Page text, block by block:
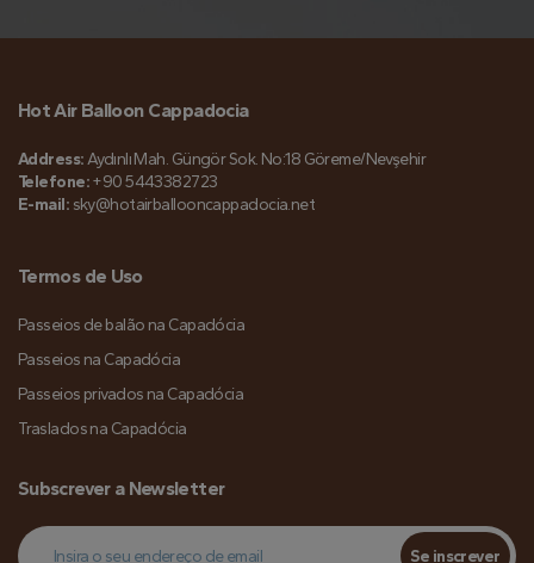
Hot Air Balloon Cappadocia
Address:Aydınlı Mah. Güngör Sok. No:18 Göreme/Nevşehir
Telefone:+90 5443382723
E-mail: sky@hotairballooncappadocia.net
Termos de Uso
Passeios de balão na Capadócia
Passeios na Capadócia
Passeios privados na Capadócia
Traslados na Capadócia
Subscrever a Newsletter
Se inscrever